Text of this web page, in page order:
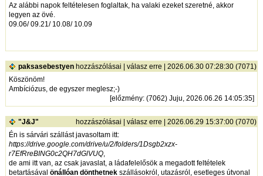
Az alábbi napok feltételesen foglaltak, ha valaki ezeket szeretné, akkor
legyen az övé.
09.06/ 09.21/ 10.08/ 10.09
paksasebestyen hozzászólásai |válasz erre | 2026.06.30 07:28:30 (7071)
Köszönöm!
Ambíciózus, de egyszer meglesz;-)
[előzmény: (7062) Juju, 2026.06.26 14:05:35]
"J&J" hozzászólásai |válasz erre | 2026.06.29 15:37:00 (7070)
Én is sárvári szállást javasoltam itt:
https://drive.google.com/drive/u/2/folders/1Dsgb2xzx-
r7EfRreBING0c2QH7dGlVUQ
de ami itt van, az csak javaslat, a ládafelelősök a megadott feltételek
betartásávalönállóan dönthetnek szállásokról, utazásról, esetleges útvonal